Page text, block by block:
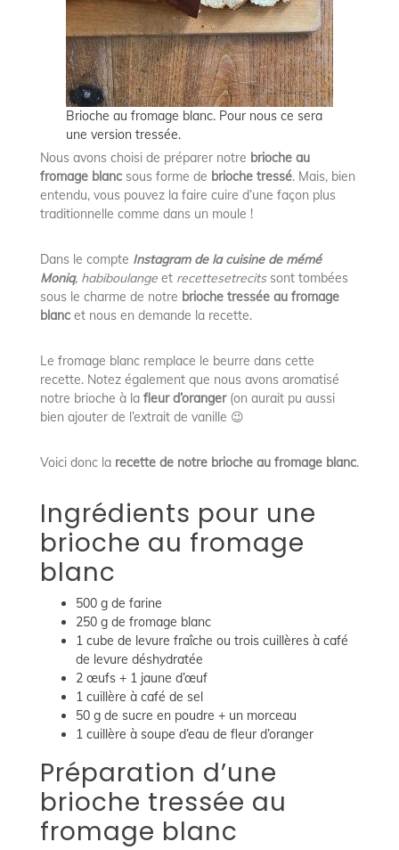
Brioche au fromage blanc. Pour nous ce sera
une version tressée.
Nous avons choisi de préparer notre brioche au
fromage blancsous forme de brioche tressé. Mais, bien
entendu, vous pouvez la faire cuire d’une façon plus
traditionnelle comme dans un moule !
Dans le compte Instagram de la cuisine de mémé
Moniq, habiboulange etrecettesetrecitssont tombées
sous le charme de notre brioche tressée au fromage
blanc et nous en demande la recette.
Le fromage blanc remplace le beurre dans cette
recette. Notez également que nous avons aromatisé
notre brioche à la fleur d’oranger(on aurait pu aussi
bien ajouter de l’extrait de vanille 😉
Voici donc la recette de notre brioche au fromage blanc.
Ingrédients pour une
brioche au fromage
blanc
500 g de farine
250 g de fromage blanc
1 cube de levure fraîche ou trois cuillères à café
de levure déshydratée
2 œufs + 1 jaune d’œuf
1 cuillère à café de sel
50 g de sucre en poudre + un morceau
1 cuillère à soupe d’eau de fleur d’oranger
Préparation d’une
brioche tressée au
fromage blanc